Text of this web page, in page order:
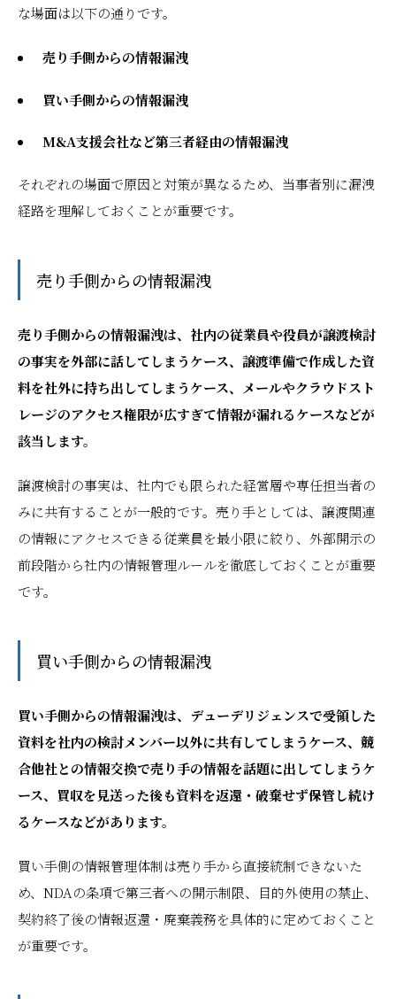
な場面は以下の通りです。
売り手側からの情報漏洩
買い手側からの情報漏洩
M&A支援会社など第三者経由の情報漏洩
それぞれの場面で原因と対策が異なるため、当事者別に漏洩
経路を理解しておくことが重要です。
売り手側からの情報漏洩
売り手側からの情報漏洩は、社内の従業員や役員が譲渡検討
の事実を外部に話してしまうケース、譲渡準備で作成した資
料を社外に持ち出してしまうケース、メールやクラウドスト
レージのアクセス権限が広すぎて情報が漏れるケースなどが
該当します。
譲渡検討の事実は、社内でも限られた経営層や専任担当者の
みに共有することが一般的です。売り手としては、譲渡関連
の情報にアクセスできる従業員を最小限に絞り、外部開示の
前段階から社内の情報管理ルールを徹底しておくことが重要
です。
買い手側からの情報漏洩
買い手側からの情報漏洩は、デューデリジェンスで受領した
資料を社内の検討メンバー以外に共有してしまうケース、競
合他社との情報交換で売り手の情報を話題に出してしまうケ
ース、買収を見送った後も資料を返還・破棄せず保管し続け
るケースなどがあります。
買い手側の情報管理体制は売り手から直接統制できないた
め、NDAの条項で第三者への開示制限、目的外使用の禁止、
契約終了後の情報返還・廃棄義務を具体的に定めておくこと
が重要です。